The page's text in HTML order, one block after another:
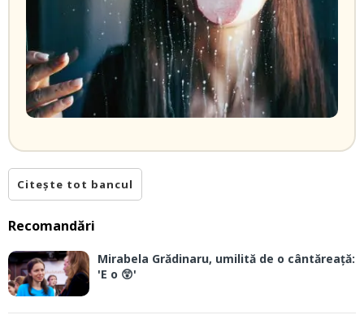
Citește tot bancul
Recomandări
Mirabela Grădinaru, umilită de o cântăreață:
'E o 😲'